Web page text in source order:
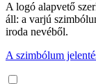
A logó alapvető
áll: a varjú
iroda nevéből.
A szimbólum